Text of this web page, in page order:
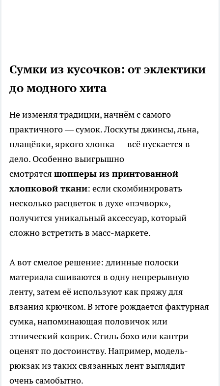
Сумки из кусочков: от эклектики
до модного хита
Не изменяя традиции, начнём с самого
практичного — сумок. Лоскуты джинсы, льна,
плащёвки, яркого хлопка — всё пускается в
дело. Особенно выигрышно
смотрятся шопперы из принтованной
хлопковой ткани: если скомбинировать
несколько расцветок в духе «пэчворк»,
получится уникальный аксессуар, который
сложно встретить в масс-маркете.
А вот смелое решение: длинные полоски
материала сшиваются в одну непрерывную
ленту, затем её используют как пряжу для
вязания крючком. В итоге рождается фактурная
сумка, напоминающая половичок или
этнический коврик. Стиль бохо или кантри
оценят по достоинству. Например, модель-
рюкзак из таких связанных лент выглядит
очень самобытно.